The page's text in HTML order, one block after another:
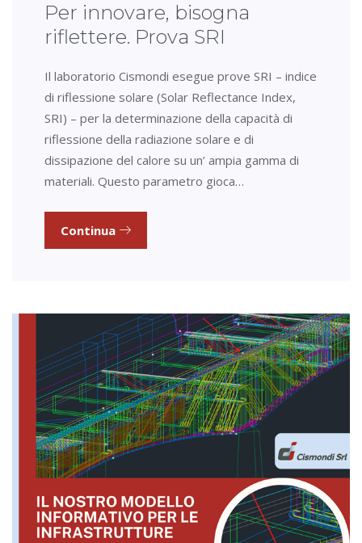
Per innovare, bisogna
riflettere. Prova SRI
Il laboratorio Cismondi esegue prove SRI – indice
di riflessione solare (Solar Reflectance Index,
SRI) – per la determinazione della capacità di
riflessione della radiazione solare e di
dissipazione del calore su un’ ampia gamma di
materiali. Questo parametro gioca…
Continua